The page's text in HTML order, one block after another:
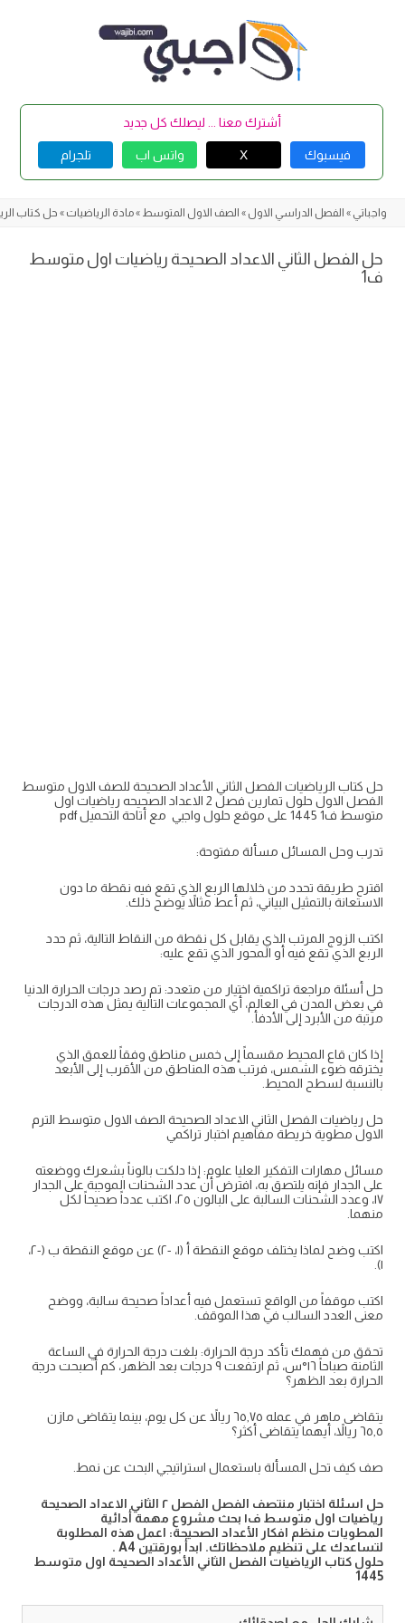
أشترك معنا ... ليصلك كل جديد
فيسبوك X واتس اب تلجرام
واجباتي » الفصل الدراسي الاول » الصف الاول المتوسط »مادة الرياضيات » حل كتاب
حل الفصل الثاني الاعداد الصحيحة رياضيات اول متوسط
ف1
حل كتاب الرياضيات الفصل الثاني الأعداد الصحيحة للصف الاول متوسط
الفصل الاول حلول تمارين فصل 2 الاعداد الصحيحه رياضيات اول
متوسط ف1 1445 على موقع حلول واجبي مع أتاحة التحميل pdf
تدرب وحل المسائل مسألة مفتوحة:
اقترح طريقة تحدد من خلالها الربع الذي تقع فيه نقطة ما دون
الاستعانة بالتمثيل البياني، ثم أعط مثالاً يوضح ذلك.
اكتب الزوج المرتب الذي يقابل كل نقطة من النقاط التالية، ثم حدد
الربع الذي تقع فيه أو المحور الذي تقع عليه:
حل أسئلة مراجعة تراكمية اختيار من متعدد: تم رصد درجات الحرارة الدنيا
في بعض المدن في العالم، أي المجموعات التالية يمثل هذه الدرجات
مرتبة من الأبرد إلى الأدفأ.
إذا كان قاع المحيط مقسماً إلى خمس مناطق وفقاً للعمق الذي
يخترقه ضوء الشمس، فرتب هذه المناطق من الأقرب إلى الأبعد
بالنسبة لسطح المحيط.
حل رياضيات الفصل الثاني الاعداد الصحيحة الصف الاول متوسط الترم
الاول مطوية خريطة مفاهيم اختبار تراكمي
مسائل مهارات التفكير العليا علوم: إذا دلكت بالوناً بشعرك ووضعته
على الجدار فإنه يلتصق به، افترض أن عدد الشحنات الموجبة على الجدار
١٧، وعدد الشحنات السالبة على البالون ٢٥، اكتب عدداً صحيحاً لكل
منهما.
اكتب وضح لماذا يختلف موقع النقطة أ (١، -٢) عن موقع النقطة ب (-٢،
١).
اكتب موقفاً من الواقع تستعمل فيه أعداداً صحيحة سالبة، ووضح
معنى العدد السالب في هذا الموقف.
تحقق من فهمك تأكد درجة الحرارة: بلغت درجة الحرارة في الساعة
الثامنة صباحاً ١٦°س، ثم ارتفعت ٩ درجات بعد الظهر، كم أصبحت درجة
الحرارة بعد الظهر؟
يتقاضى ماهر في عمله ٦٥,٧٥ ريالاً عن كل يوم، بينما يتقاضى مازن
٦٥,٥ ريالاً، أيهما يتقاضى أكثر؟
صف كيف تحل المسألة باستعمال استراتيجي البحث عن نمط.
حل اسئلة اختبار منتصف الفصل الفصل ٢ الثاني الاعداد الصحيحة
رياضيات اول متوسط ف١ بحث مشروع مهمة أدائية
المطويات منظم افكار الأعداد الصحيحة: اعمل هذه المطلوبة
لتساعدك على تنظيم ملاحظاتك. ابدأ بورقتين A4 .
حلول كتاب الرياضيات الفصل الثاني الأعداد الصحيحة اول متوسط
1445